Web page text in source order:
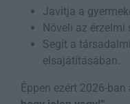
Javítja a
Növeli az
Segít a
elsajátításában.
Éppen ezért 2026-